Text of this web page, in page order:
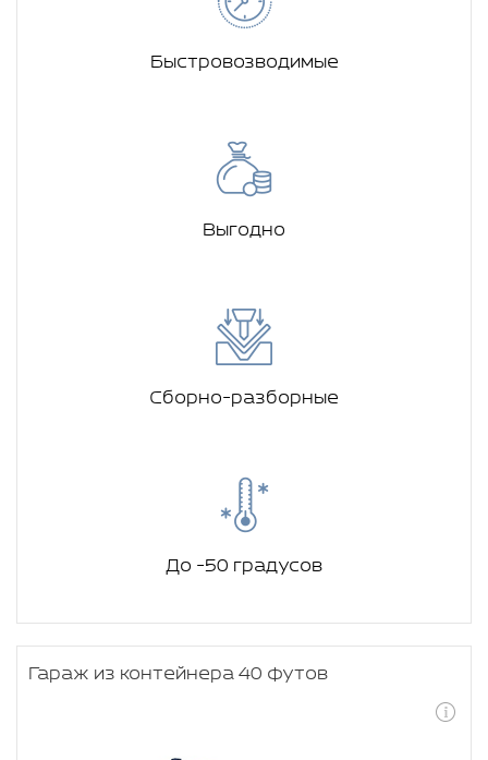
Быстровозводимые
Выгодно
Сборно-разборные
До -50 градусов
Гараж из контейнера 40 футов